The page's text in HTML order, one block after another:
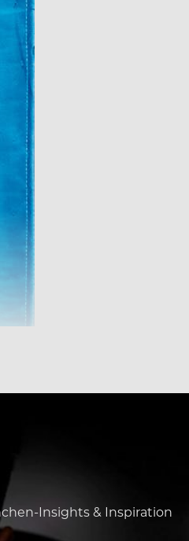
Insights & Inspiration